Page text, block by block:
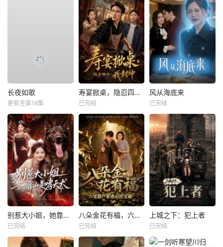
长夜如歌
更新至第18集
寿宴掀桌，隐忍四年我封神
已完结
风从海底来
已完结
别惹大小姐，她靠山是哮天犬
已完结
八朵金花有福，六零猎户爹进山挖宝藏
已完结
上城之下：犯上者
已完结